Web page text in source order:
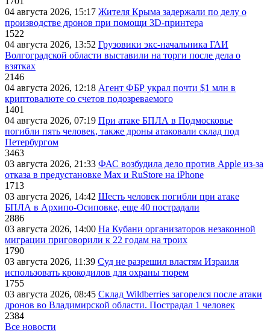
04 августа 2026, 15:17 Жителя Крыма задержали по делу о
производстве дронов при помощи 3D‑принтера
1522
04 августа 2026, 13:52 Грузовики экс-начальника ГАИ
Волгоградской области выставили на торги после дела о
взятках
2146
04 августа 2026, 12:18 Агент ФБР украл почти $1 млн в
криптовалюте со счетов подозреваемого
1401
04 августа 2026, 07:19 При атаке БПЛА в Подмосковье
погибли пять человек, также дроны атаковали склад под
Петербургом
3463
03 августа 2026, 21:33 ФАС возбудила дело против Apple из-за
отказа в предустановке Max и RuStore на iPhone
1713
03 августа 2026, 14:42 Шесть человек погибли при атаке
БПЛА в Архипо-Осиповке, еще 40 пострадали
2886
03 августа 2026, 14:00 На Кубани организаторов незаконной
миграции приговорили к 22 годам на троих
1790
03 августа 2026, 11:39 Суд не разрешил властям Израиля
использовать крокодилов для охраны тюрем
1755
03 августа 2026, 08:45 Склад Wildberries загорелся после атаки
дронов во Владимирской области. Пострадал 1 человек
2384
Все новости